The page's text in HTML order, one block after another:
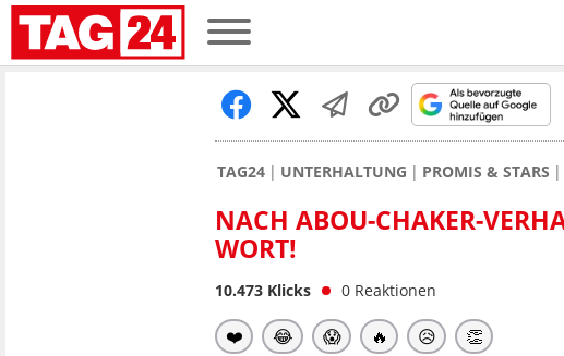
TAG24 UNTERHALTUNG PROMIS & STARS
NACH ABOU-CHAKER-
WORT!
10.473 Klicks 0 Reaktionen
❤️ 😂 😱 🔥 😥 👏